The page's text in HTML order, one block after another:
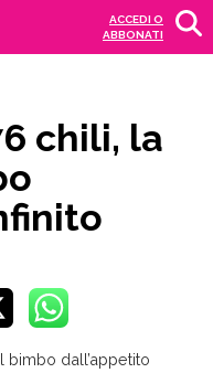
ACCEDI O
ABBONATI
chili, la